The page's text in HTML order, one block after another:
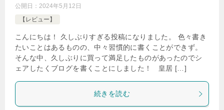
公開日： 2024年5月12日
【レビュー】
こんにちは！ 久しぶりすぎる投稿になりました。 色々書き
たいことはあるものの、中々習慣的に書くことができず。
そんな中、久しぶりに買って満足したものがあったのでシ
ェアしたくブログを書くことにしました！ 皇居 […]
続きを読む